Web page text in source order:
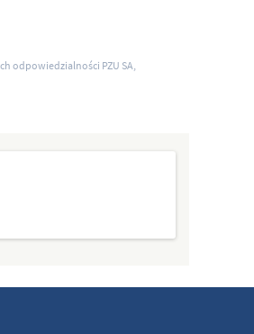
odpowiedzialności PZU SA,